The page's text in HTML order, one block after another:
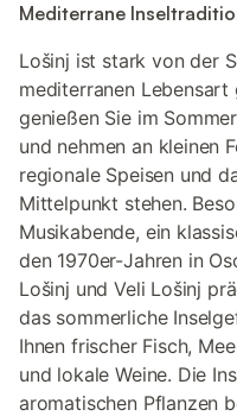
Mediterrane
Lošinj ist stark von der
mediterranen
genießen Sie im
und nehmen an kleinen
regionale Speisen und
Mittelpunkt stehen.
Musikabende, ein
den 1970er-Jahren in
Lošinj und Veli Lošinj
das sommerliche
Ihnen frischer Fisch,
und lokale Weine. Die
aromatischen Pflanzen